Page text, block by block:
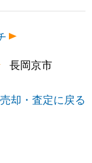
長岡京市
却・査定に戻る